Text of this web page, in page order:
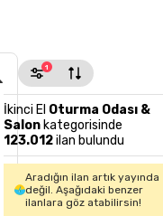
1
İkinci El Oturma Odası &
Salon kategorisinde
123.012ilan bulundu
Aradığın ilan artık yayında
değil. Aşağıdaki benzer
ilanlara göz atabilirsin!